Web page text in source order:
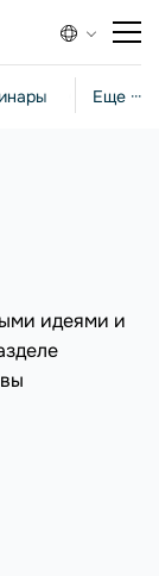
Еще ···
Стратегии
идеями и